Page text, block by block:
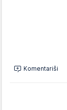
Komentariši